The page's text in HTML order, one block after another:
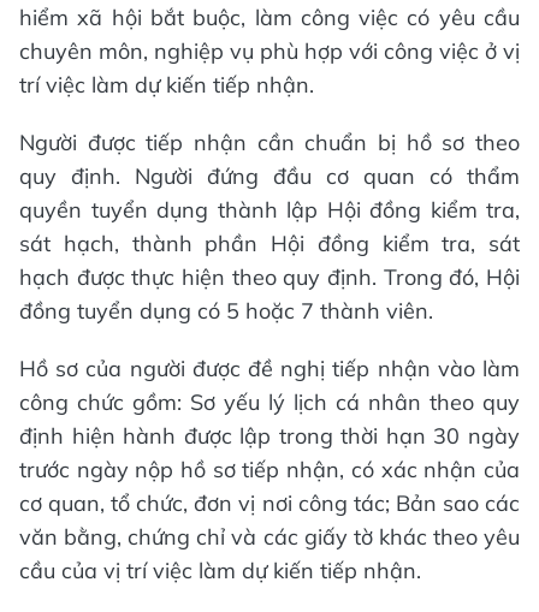
hiểm xã hội bắt buộc, làm công việc có yêu cầu
chuyên môn, nghiệp vụ phù hợp với công việc ở vị
trí việc làm dự kiến tiếp nhận.
Người được tiếp nhận cần chuẩn bị hồ sơ theo
quy định. Người đứng đầu cơ quan có thẩm
quyền tuyển dụng thành lập Hội đồng kiểm tra,
sát hạch, thành phần Hội đồng kiểm tra, sát
hạch được thực hiện theo quy định. Trong đó, Hội
đồng tuyển dụng có 5 hoặc 7 thành viên.
Hồ sơ của người được đề nghị tiếp nhận vào làm
công chức gồm: Sơ yếu lý lịch cá nhân theo quy
định hiện hành được lập trong thời hạn 30 ngày
trước ngày nộp hồ sơ tiếp nhận, có xác nhận của
cơ quan, tổ chức, đơn vị nơi công tác; Bản sao các
văn bằng, chứng chỉ và các giấy tờ khác theo yêu
cầu của vị trí việc làm dự kiến tiếp nhận.